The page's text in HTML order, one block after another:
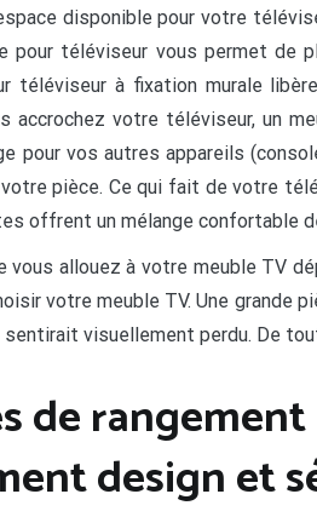
disponible pour votre
pour téléviseur vous permet de
téléviseur à fixation murale
accrochez votre téléviseur, un
pour vos autres appareils
pièce. Ce qui fait de votre
offrent un mélange confortable
vous allouez à votre meuble TV
votre meuble TV. Une grande
visuellement perdu. De
de
design et